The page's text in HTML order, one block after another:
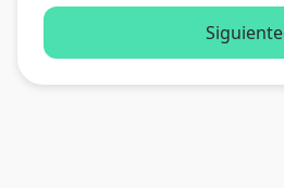
Siguiente